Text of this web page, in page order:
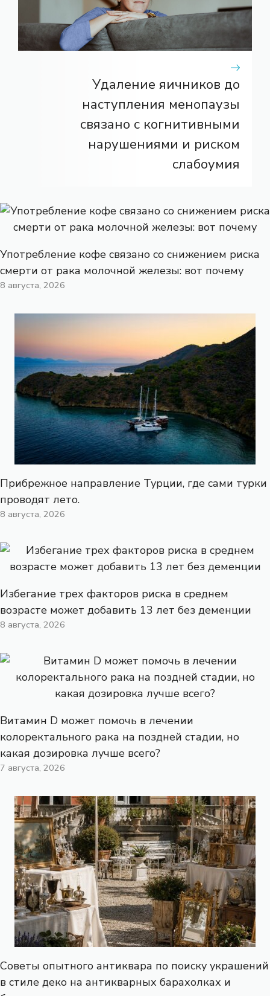
Удаление яичников до
наступления менопаузы
связано с когнитивными
нарушениями и риском
слабоумия
Употребление кофе связано со снижением риска
смерти от рака молочной железы: вот почему
8 августа, 2026
Прибрежное направление Турции, где сами турки
проводят лето.
8 августа, 2026
Избегание трех факторов риска в среднем
возрасте может добавить 13 лет без деменции
8 августа, 2026
Витамин D может помочь в лечении
колоректального рака на поздней стадии, но
какая дозировка лучше всего?
7 августа, 2026
Советы опытного антиквара по поиску украшений
в стиле деко на антикварных барахолках и